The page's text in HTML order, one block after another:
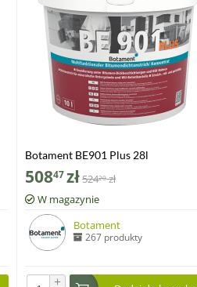
Botament BE901 Plus 28l
50847zł52420 zł
W magazynie
Botament
267 produkty
+